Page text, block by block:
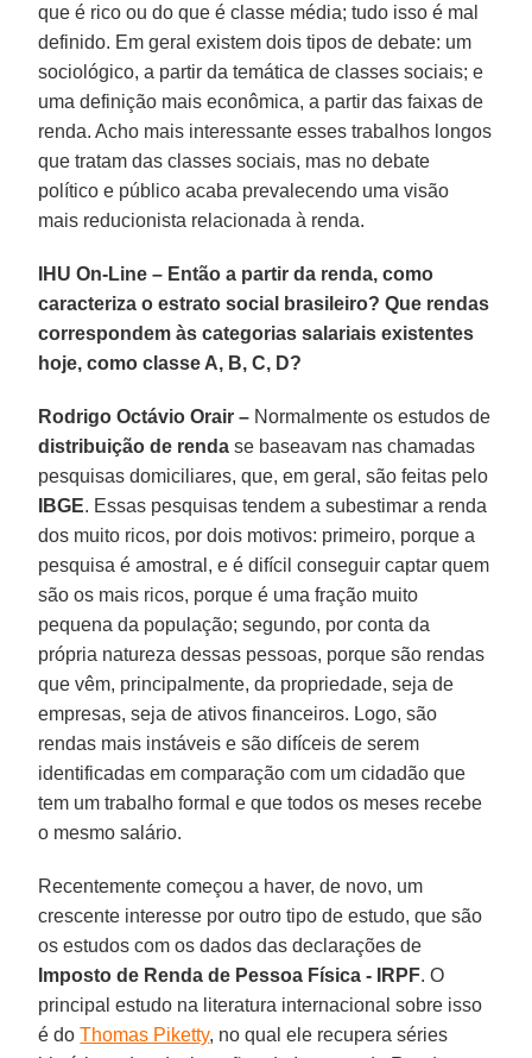
que é rico ou do que é classe média; tudo isso é mal
definido. Em geral existem dois tipos de debate: um
sociológico, a partir da temática de classes sociais; e
uma definição mais econômica, a partir das faixas de
renda. Acho mais interessante esses trabalhos longos
que tratam das classes sociais, mas no debate
político e público acaba prevalecendo uma visão
mais reducionista relacionada à renda.
IHU On-Line – Então a partir da renda, como
caracteriza o estrato social brasileiro? Que rendas
correspondem às categorias salariais existentes
hoje, como classe A, B, C, D?
Rodrigo Octávio Orair – Normalmente os estudos de
distribuição de renda se baseavam nas chamadas
pesquisas domiciliares, que, em geral, são feitas pelo
IBGE. Essas pesquisas tendem a subestimar a renda
dos muito ricos, por dois motivos: primeiro, porque a
pesquisa é amostral, e é difícil conseguir captar quem
são os mais ricos, porque é uma fração muito
pequena da população; segundo, por conta da
própria natureza dessas pessoas, porque são rendas
que vêm, principalmente, da propriedade, seja de
empresas, seja de ativos financeiros. Logo, são
rendas mais instáveis e são difíceis de serem
identificadas em comparação com um cidadão que
tem um trabalho formal e que todos os meses recebe
o mesmo salário.
Recentemente começou a haver, de novo, um
crescente interesse por outro tipo de estudo, que são
os estudos com os dados das declarações de
Imposto de Renda de Pessoa Física - IRPF. O
principal estudo na literatura internacional sobre isso
é doThomas Piketty, no qual ele recupera séries